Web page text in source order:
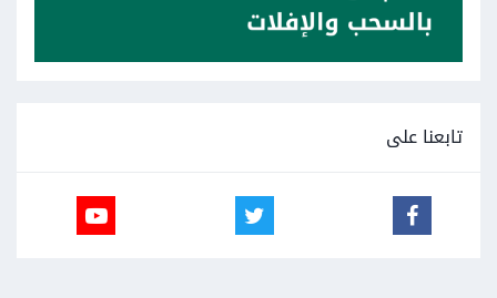
تابعنا على